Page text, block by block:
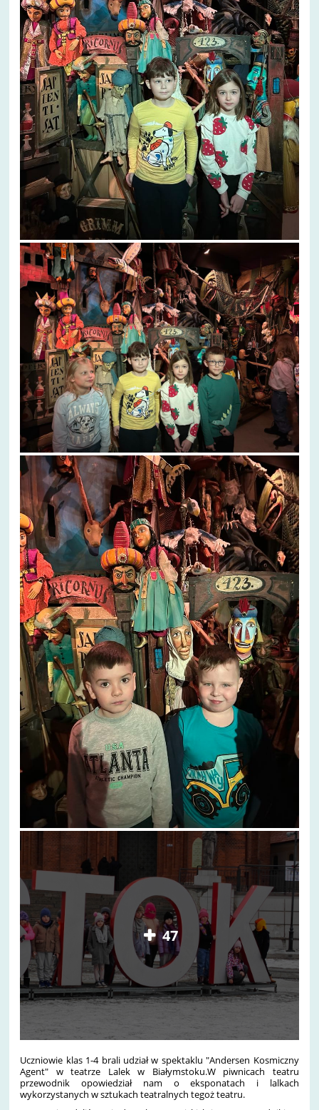
47
Uczniowie klas 1-4 brali udział w spektaklu "Andersen Kosmiczny
Agent" w teatrze Lalek w Białymstoku.W piwnicach teatru
przewodnik opowiedział nam o eksponatach i lalkach
wykorzystanych w sztukach teatralnych tegoż teatru.